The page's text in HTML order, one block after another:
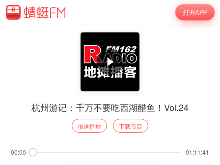
打开APP
杭州游记：千万不要吃西湖醋鱼！Vol.24
倍速播放 下载节目
00:00 01:11:41